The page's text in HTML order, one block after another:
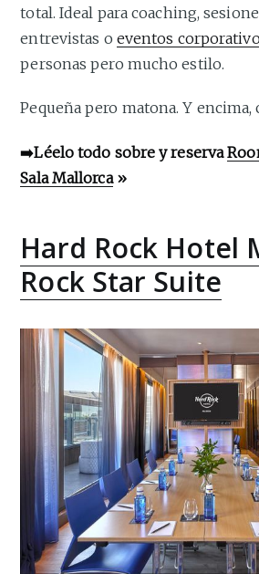
total. Ideal para coaching,
entrevistas o eventos
personas pero mucho estilo.
Pequeña pero matona. Y encima,
➡️Léelo todo sobre y reserva
Sala Mallorca»
Hard Rock Hotel
Rock Star Suite